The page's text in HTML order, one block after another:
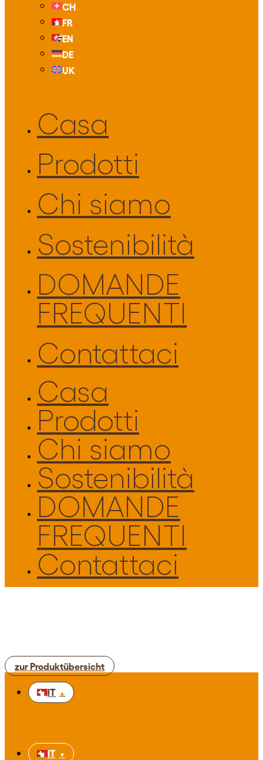
CH
FR
EN
DE
UK
Casa
Prodotti
Chi siamo
Sostenibilità
DOMANDE
FREQUENTI
Contattaci
Casa
Prodotti
Chi siamo
Sostenibilità
DOMANDE
FREQUENTI
Contattaci
zur Produktübersicht
IT
IT